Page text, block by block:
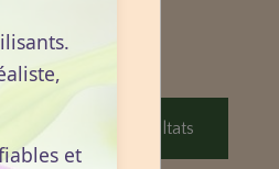
Voir les résultats
et